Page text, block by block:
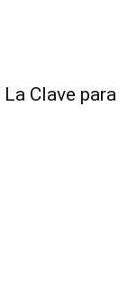
Clave para